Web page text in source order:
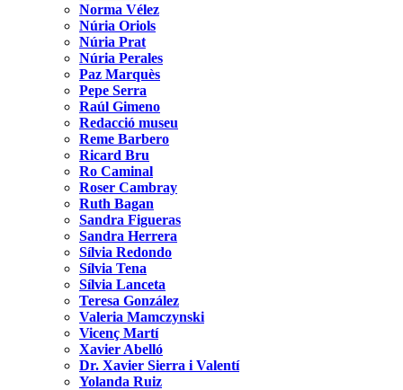
Norma Vélez
Núria Oriols
Núria Prat
Núria Perales
Paz Marquès
Pepe Serra
Raúl Gimeno
Redacció museu
Reme Barbero
Ricard Bru
Ro Caminal
Roser Cambray
Ruth Bagan
Sandra Figueras
Sandra Herrera
Sílvia Redondo
Sílvia Tena
Sílvia Lanceta
Teresa González
Valeria Mamczynski
Vicenç Martí
Xavier Abelló
Dr. Xavier Sierra i Valentí
Yolanda Ruiz